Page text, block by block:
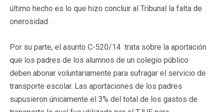
último hecho es lo que hizo concluir al Tribunal la falta de
onerosidad.
Por su parte, el asunto C-520/14 trata sobre la aportación
que los padres de los alumnos de un colegio público
deben abonar voluntariamente para sufragar el servicio de
transporte escolar. Las aportaciones de los padres
supusieron únicamente el 3% del total de los gastos de